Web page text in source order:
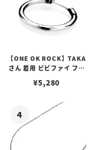
【ONE OK ROCK】TAKA
さん 着用 ビビファイ フー
¥5,280